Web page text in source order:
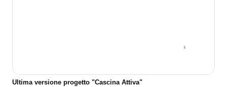
Ultima versione progetto "Cascina Attiva"